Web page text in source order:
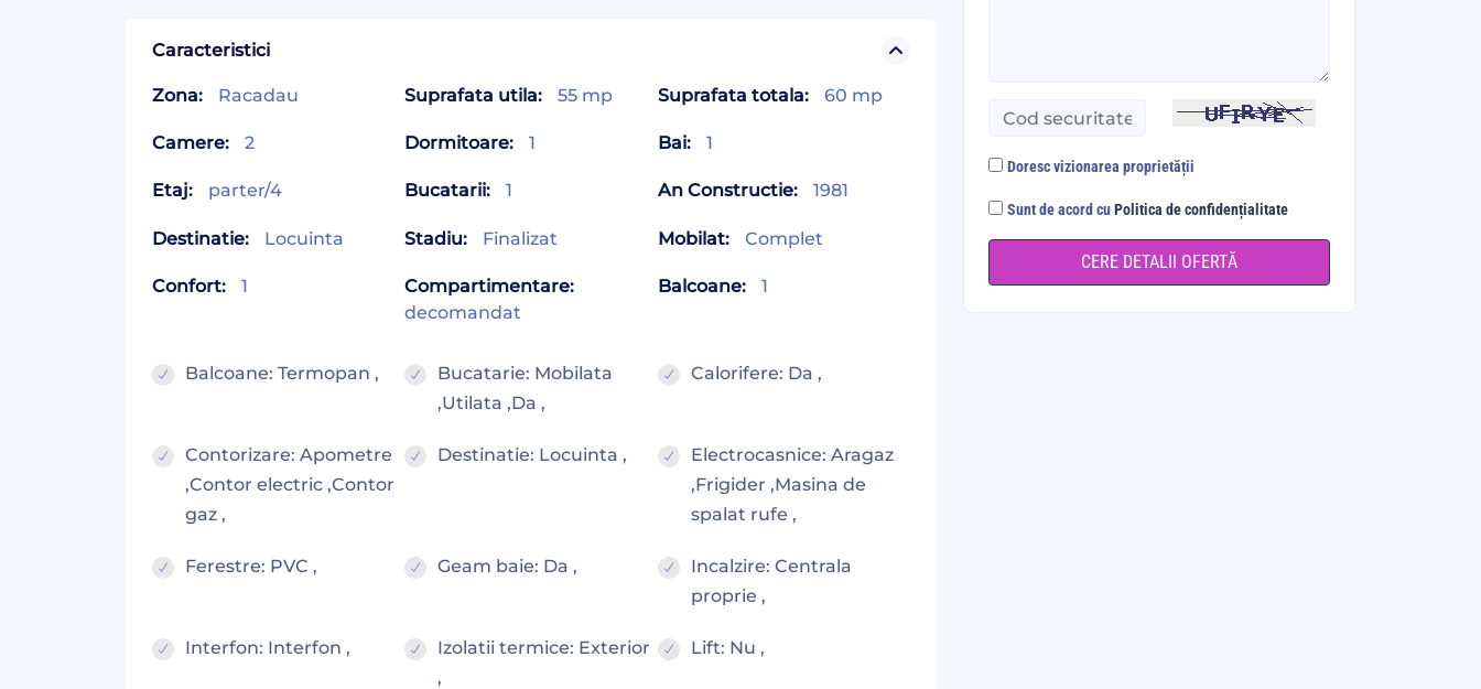
Caracteristici
Zona: Racadau Suprafata utila: 55 mp Suprafata totala: 60 mp
Camere: 2 Dormitoare: 1 Bai: 1
Etaj: parter/4 Bucatarii: 1 An Constructie: 1981
Destinatie: Locuinta Stadiu: Finalizat Mobilat: Complet
Confort: 1
Compartimentare:
decomandat
Balcoane: 1
Balcoane: Termopan ,
Bucatarie: Mobilata
,Utilata ,Da ,
Calorifere: Da ,
Contorizare: Apometre
,Contor electric ,Contor
gaz ,
Destinatie: Locuinta ,
Electrocasnice: Aragaz
,Frigider ,Masina de
spalat rufe ,
Ferestre: PVC , Geam baie: Da ,
Incalzire: Centrala
proprie ,
Interfon: Interfon ,
Izolatii termice: Exterior
,
Lift: Nu ,
Doresc vizionarea proprietății
Sunt de acord cuPolitica de confidențialitate